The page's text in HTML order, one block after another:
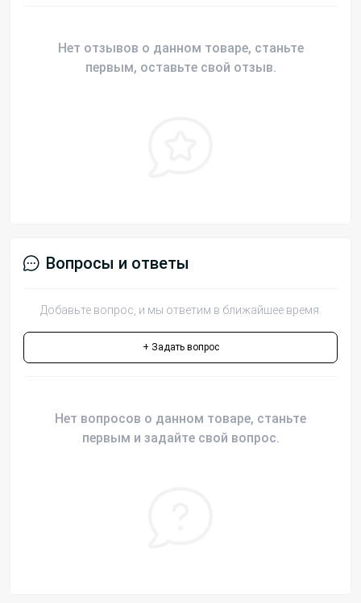
Нет отзывов о данном товаре, станьте
первым, оставьте свой отзыв.
Вопросы и ответы
Добавьте вопрос, и мы ответим в ближайшее время.
+ Задать вопрос
Нет вопросов о данном товаре, станьте
первым и задайте свой вопрос.